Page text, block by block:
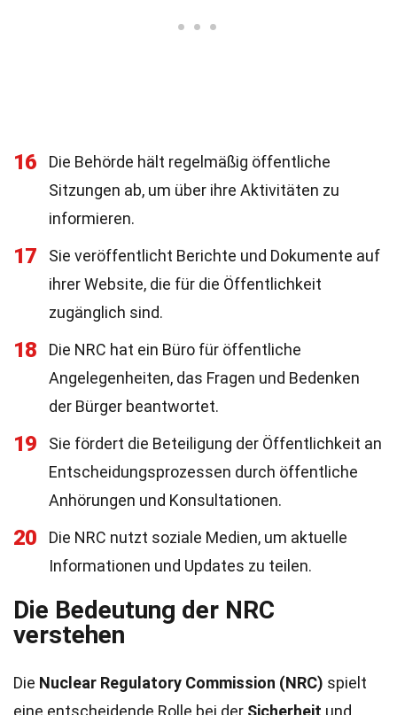
16
Die Behörde hält regelmäßig öffentliche
Sitzungen ab, um über ihre Aktivitäten zu
informieren.
17
Sie veröffentlicht Berichte und Dokumente auf
ihrer Website, die für die Öffentlichkeit
zugänglich sind.
18
Die NRC hat ein Büro für öffentliche
Angelegenheiten, das Fragen und Bedenken
der Bürger beantwortet.
19
Sie fördert die Beteiligung der Öffentlichkeit an
Entscheidungsprozessen durch öffentliche
Anhörungen und Konsultationen.
20
Die NRC nutzt soziale Medien, um aktuelle
Informationen und Updates zu teilen.
Die Bedeutung der NRC
verstehen
Die Nuclear Regulatory Commission (NRC) spielt
eine entscheidende Rolle bei der Sicherheit und